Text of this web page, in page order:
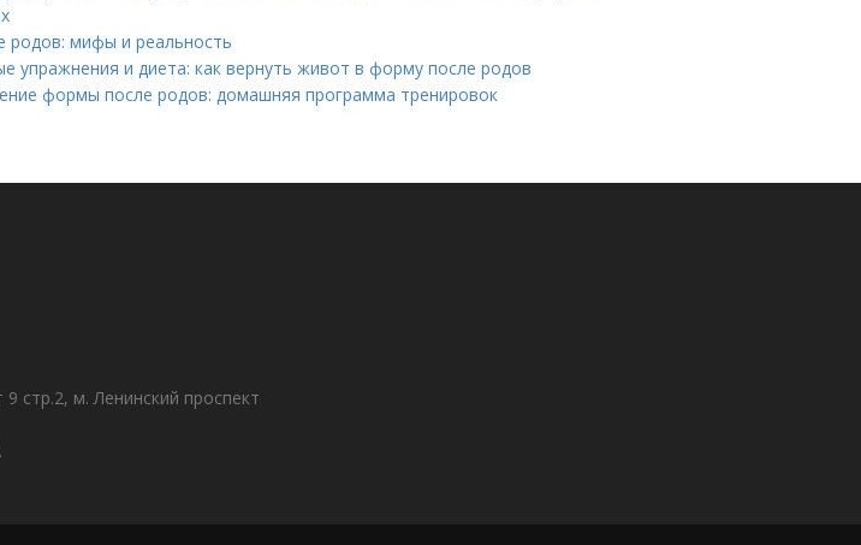
родов: мифы и реальность
упражнения и диета: как вернуть живот в форму после родов
формы после родов: домашняя программа тренировок
стр.2, м. Ленинский проспект